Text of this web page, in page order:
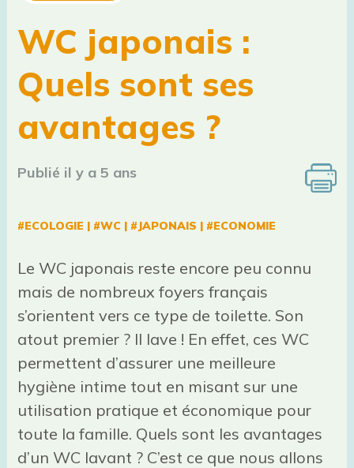
WC japonais :
Quels sont ses
avantages ?
Publié il y a 5 ans
#ECOLOGIE | #WC | #JAPONAIS | #ECONOMIE
Le WC japonais reste encore peu connu
mais de nombreux foyers français
s’orientent vers ce type de toilette. Son
atout premier ? Il lave ! En effet, ces WC
permettent d’assurer une meilleure
hygiène intime tout en misant sur une
utilisation pratique et économique pour
toute la famille. Quels sont les avantages
d’un WC lavant ? C’est ce que nous allons